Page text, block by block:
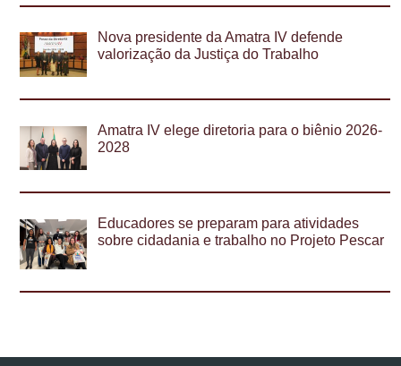
Nova presidente da Amatra IV defende
valorização da Justiça do Trabalho
Amatra IV elege diretoria para o biênio 2026-
2028
Educadores se preparam para atividades
sobre cidadania e trabalho no Projeto Pescar